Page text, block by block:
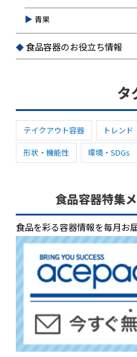
青果
食品容器のお役立ち情報
タ
テイクアウト容器 トレンド
形状・機能性
環境・SDGs
食品容器特集
食品を彩る容器情報を毎月お